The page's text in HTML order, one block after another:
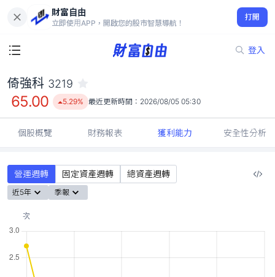
財富自由
立即使用APP，開啟您的股市智慧導航！
打開
登入
65.00
5.29%
倚強科 3219
65.00 5.29% 最近更新時間： 2026/08/05 05:30
個股概覽 財務報表 獲利能力 安全性分析
營運週轉 固定資產週轉 總資產週轉
近5年 季報